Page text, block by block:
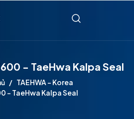
- TaeHwa Kalpa Seal
TAEHWA - Korea
- TaeHwa Kalpa Seal